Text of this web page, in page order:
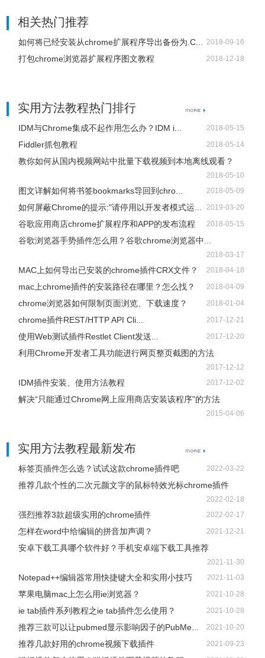
相关热门推荐
如何将已经安装从chrome扩展程序导出备份为.C... 2018-09-16
打包chrome浏览器扩展程序图文教程 2018-12-18
实用方法教程热门排行
IDM与Chrome集成不起作用怎么办？IDM i... 2018-05-15
Fiddler抓包教程 2018-05-14
教你如何从国内视频网站中批量下载视频到本地离线观看？
2018-05-10
图文详解如何将书签bookmarks导回到chro... 2018-05-09
如何屏蔽Chrome的提示:"请停用以开发者模式运... 2019-03-20
谷歌应用商店chrome扩展程序和APP的发布流程 2018-05-15
谷歌浏览器手势插件怎么用？谷歌chrome浏览器中...
2018-03-17
MAC上如何导出已安装的chrome插件CRX文件？ 2018-04-18
mac上chrome插件的安装路径在哪里？怎么找？ 2018-04-09
chrome浏览器如何限制页面浏览、下载速度？ 2018-01-04
chrome插件REST/HTTP API Cli... 2017-12-21
使用Web测试插件Restlet Client发送... 2017-12-20
利用Chrome开发者工具功能进行网页整页截图的方法
2017-12-12
IDM插件安装、使用方法教程 2017-12-02
解决“只能通过Chrome网上应用商店安装该程序”的方法
2015-04-06
实用方法教程最新发布
标签页插件怎么选？试试这款chrome插件吧 2022-03-22
推荐几款个性的二次元颜文字的鼠标特效光标chrome插件
2022-02-18
强烈推荐3款超级实用的chrome插件 2022-02-17
怎样在word中给编辑的拼音加声调？ 2021-12-21
安卓下载工具哪个软件好？手机安卓端下载工具推荐
2021-11-30
Notepad++编辑器常用快捷键大全和实用小技巧 2021-11-03
苹果电脑mac上怎么用ie浏览器？ 2021-10-28
ie tab插件系列教程之ie tab插件怎么使用？ 2021-10-28
推荐三款可以让pubmed显示影响因子的PubMe... 2021-10-20
推荐几款好用的chrome视频下载插件 2021-09-23